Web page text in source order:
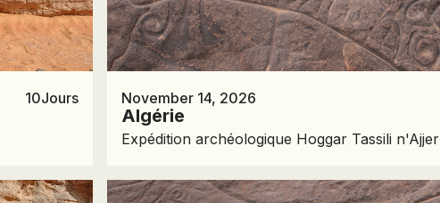
10Jours November 14, 2026
Algérie
Expédition archéologique Hoggar Tassili n'Ajjer